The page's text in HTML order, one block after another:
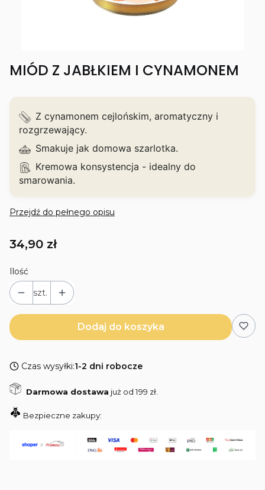
MIÓD Z JABŁKIEM I CYNAMONEM
Z cynamonem cejlońskim, aromatyczny i
rozgrzewający.
Smakuje jak domowa szarlotka.
Kremowa konsystencja - idealny do
smarowania.
Przejdź do pełnego opisu
Cena
34,90 zł
Ilość
szt.
Dodaj do koszyka
Czas wysyłki:1-2 dni robocze
Darmowa dostawa już od 199 zł.
Bezpieczne zakupy: